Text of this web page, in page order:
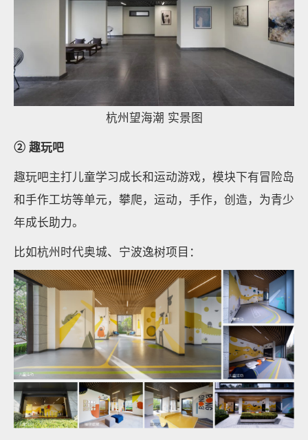
杭州望海潮 实景图
② 趣玩吧
趣玩吧主打儿童学习成长和运动游戏，模块下有冒险岛
和手作工坊等单元，攀爬，运动，手作，创造，为青少
年成长助力。
比如杭州时代奥城、宁波逸树项目：